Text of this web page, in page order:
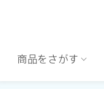
商品をさがす